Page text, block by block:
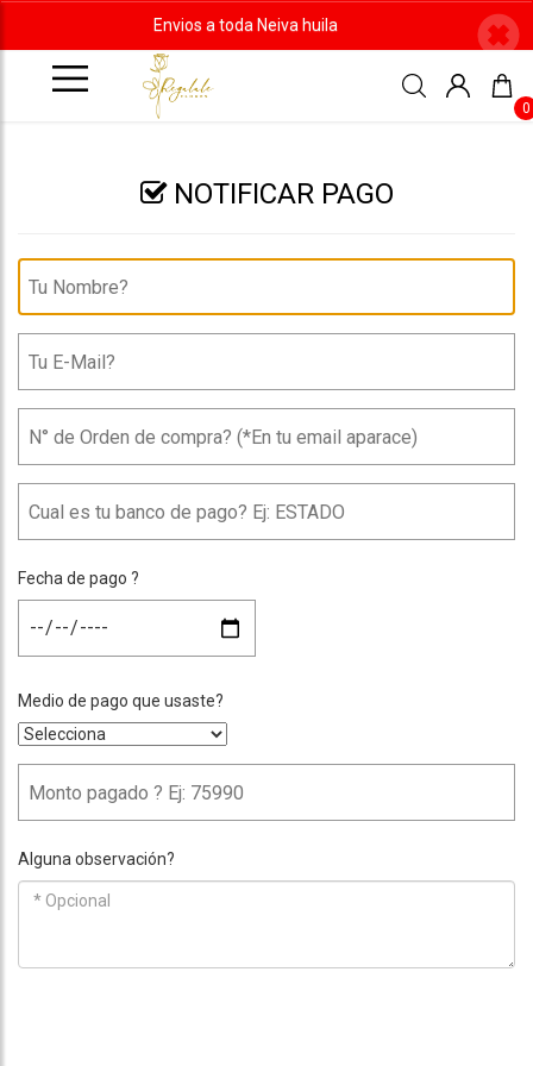
Envios a toda Neiva huila
0
NOTIFICAR PAGO
Fecha de pago ?
Medio de pago que usaste?
Alguna observación?